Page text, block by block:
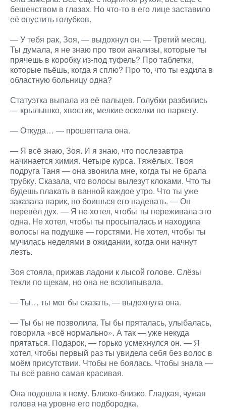
бешенством в глазах. Но что-то в его лице заставило
её опустить голубков.
— У тебя рак, Зоя, — выдохнул он. — Третий месяц.
Ты думала, я не знаю про твои анализы, которые ты
прячешь в коробку из-под туфель? Про таблетки,
которые пьёшь, когда я сплю? Про то, что ты ездила в
областную больницу одна?
Статуэтка выпала из её пальцев. Голубки разбились
— крылышко, хвостик, мелкие осколки по паркету.
— Откуда… — прошептала она.
— Я всё знаю, Зоя. И я знаю, что послезавтра
начинается химия. Четыре курса. Тяжёлых. Твоя
подруга Таня — она звонила мне, когда ты не брала
трубку. Сказала, что волосы вылезут клоками. Что ты
будешь плакать в ванной каждое утро. Что ты уже
заказала парик, но боишься его надевать. — Он
перевёл дух. — Я не хотел, чтобы ты переживала это
одна. Не хотел, чтобы ты просыпалась и находила
волосы на подушке — горстями. Не хотел, чтобы ты
мучилась неделями в ожидании, когда они начнут
лезть.
Зоя стояла, прижав ладони к лысой голове. Слёзы
текли по щекам, но она не всхлипывала.
— Ты… ты мог бы сказать, — выдохнула она.
— Ты бы не позволила. Ты бы пряталась, улыбалась,
говорила «всё нормально». А так — уже некуда
прятаться. Подарок, — горько усмехнулся он. — Я
хотел, чтобы первый раз ты увидела себя без волос в
моём присутствии. Чтобы не боялась. Чтобы знала —
ты всё равно самая красивая.
Она подошла к нему. Близко-близко. Гладкая, чужая
голова на уровне его подбородка.